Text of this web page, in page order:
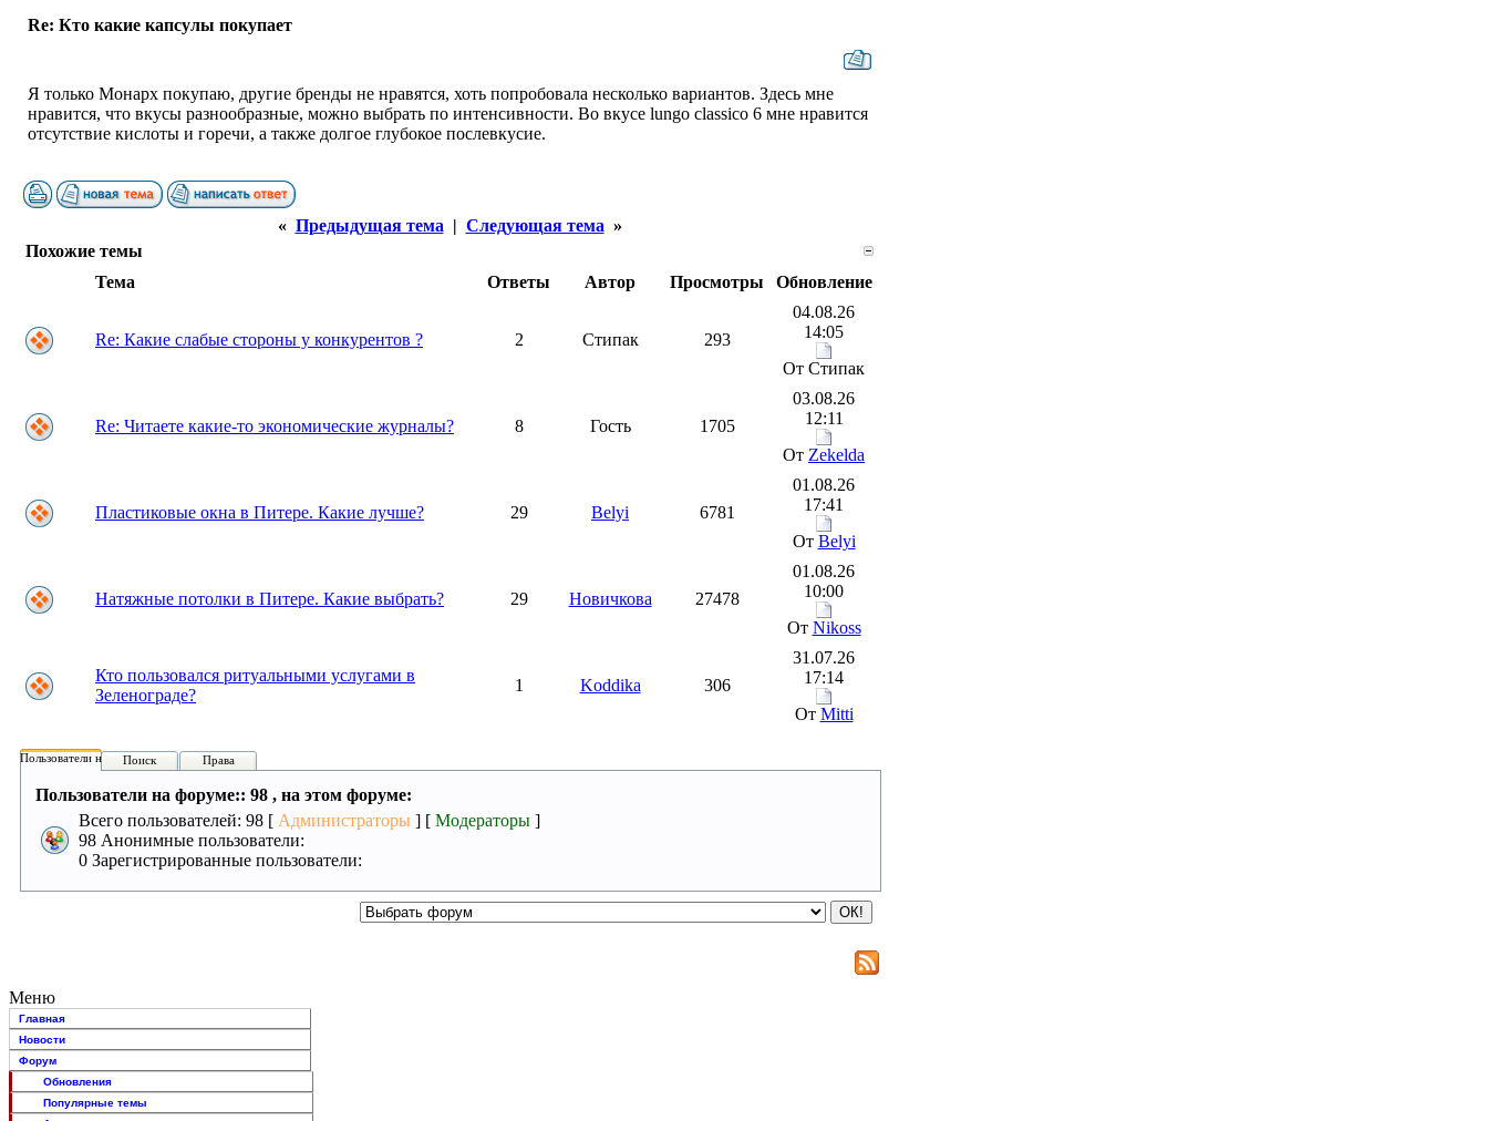
Re: Кто какие капсулы покупает
Я только Монарх покупаю, другие бренды не нравятся, хоть попробовала несколько вариантов. Здесь мне
нравится, что вкусы разнообразные, можно выбрать по интенсивности. Во вкусе lungo classico 6 мне нравится
отсутствие кислоты и горечи, а также долгое глубокое послевкусие.
« Предыдущая тема | Следующая тема »
Похожие темы
Тема
Ответы Автор Просмотры Обновление
Re: Какие слабые стороны у конкурентов ? 2 Стипак 293
04.08.26
14:05
От Стипак
Re: Читаете какие-то экономические журналы? 8 Гость 1705
03.08.26
12:11
От Zekelda
Пластиковые окна в Питере. Какие лучше? 29 Belyi 6781
01.08.26
17:41
От Belyi
Натяжные потолки в Питере. Какие выбрать? 29 Новичкова 27478
01.08.26
10:00
От Nikoss
Кто пользовался ритуальными услугами в
Зеленограде?
1 Koddika 306
31.07.26
17:14
От Mitti
Пользователи на форуме:
Поиск Права
Пользователи на форуме:: 98 , на этом форуме:
Всего пользователей: 98 [ Администраторы ] [ Модераторы ]
98 Анонимные пользователи:
0 Зарегистрированные пользователи:
Меню
Главная
Новости
Форум
Обновления
Популярные темы